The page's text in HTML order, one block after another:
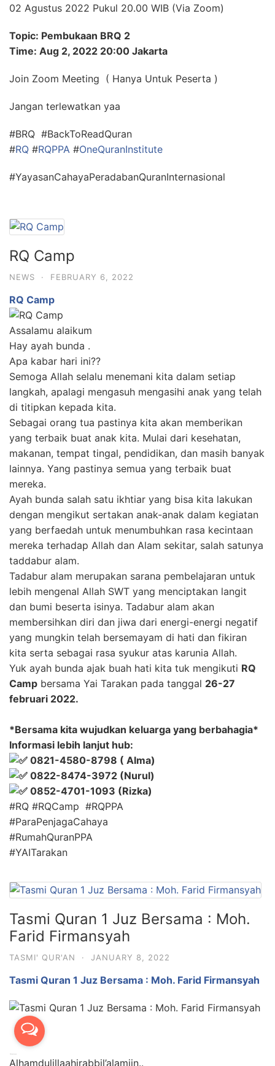
02 Agustus 2022 Pukul 20.00 WIB (Via Zoom)
Topic: Pembukaan BRQ 2
Time: Aug 2, 2022 20:00 Jakarta
Join Zoom Meeting ( Hanya Untuk Peserta )
Jangan terlewatkan yaa
#BRQ #BackToReadQuran
#RQ #RQPPA #OneQuranInstitute
#YayasanCahayaPeradabanQuranInternasional
RQ Camp
NEWS · FEBRUARY 6, 2022
RQ Camp
Assalamu alaikum
Hay ayah bunda .
Apa kabar hari ini??
Semoga Allah selalu menemani kita dalam setiap
langkah, apalagi mengasuh mengasihi anak yang telah
di titipkan kepada kita.
Sebagai orang tua pastinya kita akan memberikan
yang terbaik buat anak kita. Mulai dari kesehatan,
makanan, tempat tingal, pendidikan, dan masih banyak
lainnya. Yang pastinya semua yang terbaik buat
mereka.
Ayah bunda salah satu ikhtiar yang bisa kita lakukan
dengan mengikut sertakan anak-anak dalam kegiatan
yang berfaedah untuk menumbuhkan rasa kecintaan
mereka terhadap Allah dan Alam sekitar, salah satunya
taddabur alam.
Tadabur alam merupakan sarana pembelajaran untuk
lebih mengenal Allah SWT yang menciptakan langit
dan bumi beserta isinya. Tadabur alam akan
membersihkan diri dan jiwa dari energi-energi negatif
yang mungkin telah bersemayam di hati dan fikiran
kita serta sebagai rasa syukur atas karunia Allah.
Yuk ayah bunda ajak buah hati kita tuk mengikuti RQ
Camp bersama Yai Tarakan pada tanggal 26-27
februari 2022.
*Bersama kita wujudkan keluarga yang berbahagia*
Informasi lebih lanjut hub:
0821-4580-8798 ( Alma)
0822-8474-3972 (Nurul)
0852-4701-1093 (Rizka)
#RQ #RQCamp #RQPPA
#ParaPenjagaCahaya
#RumahQuranPPA
#YAITarakan
Tasmi Quran 1 Juz Bersama : Moh.
Farid Firmansyah
TASMI' QUR'AN · JANUARY 8, 2022
Tasmi Quran 1 Juz Bersama : Moh. Farid Firmansyah
Alhamdulillaahirabbil’alamiin..